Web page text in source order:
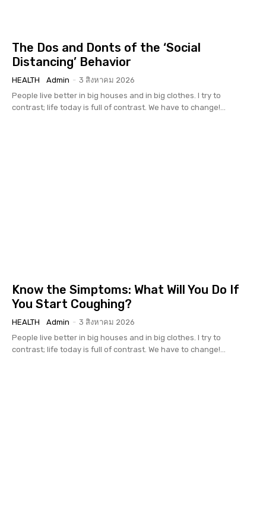
The Dos and Donts of the ‘Social
Distancing’ Behavior
HEALTH Admin - 3 สิงหาคม 2026
People live better in big houses and in big clothes. I try to
contrast; life today is full of contrast. We have to change!...
Know the Simptoms: What Will You Do If
You Start Coughing?
HEALTH Admin - 3 สิงหาคม 2026
People live better in big houses and in big clothes. I try to
contrast; life today is full of contrast. We have to change!...